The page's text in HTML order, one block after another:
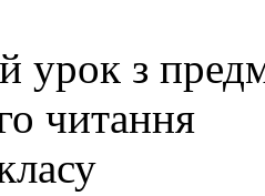
урок з
читання